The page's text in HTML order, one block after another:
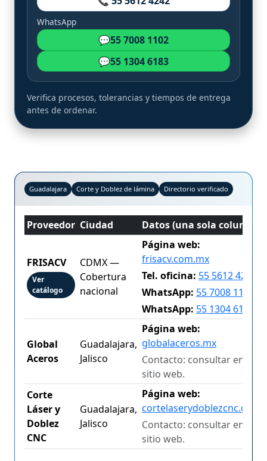
WhatsApp
💬55 7008 1102
💬55 1304 6183
Verifica procesos, tolerancias y tiempos de entrega
antes de ordenar.
Guadalajara Corte y Doblez de lámina Directorio verificado
Proveedor Ciudad Datos (una sola columna)
FRISACV
Ver
catálogo
CDMX —
Cobertura
nacional
Página web:
frisacv.com.mx
Tel. oficina: 55 5612 4242
WhatsApp: 55 7008 1102
WhatsApp: 55 1304 6183
Global
Aceros
Guadalajara,
Jalisco
Página web:
globalaceros.mx
Contacto: consultar en el
sitio web.
Corte
Láser y
Doblez
CNC
Guadalajara,
Jalisco
Página web:
cortelaserydoblezcnc.com
Contacto: consultar en el
sitio web.